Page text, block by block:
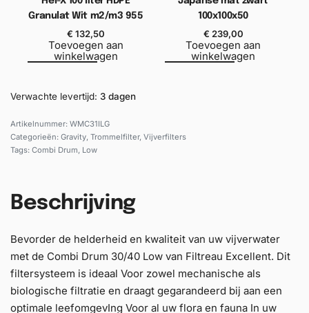
Granulat Wit m2/m3 955
€ 132,50
Toevoegen aan
winkelwagen
100x100x50
€ 239,00
Toevoegen aan
winkelwagen
Verwachte levertijd: 3 dagen
WMC31ILG
Categorieën: Gravity, Trommelfilter, Vijverfilters
Tags: Combi Drum, Low
Beschrijving
Bevorder de helderheid en kwaliteit van uw vijverwater
met de Combi Drum 30/40 Low van Filtreau Excellent. Dit
filtersysteem is ideaal Voor zowel mechanische als
biologische filtratie en draagt gegarandeerd bij aan een
optimale leefomgevIng Voor al uw flora en fauna In uw